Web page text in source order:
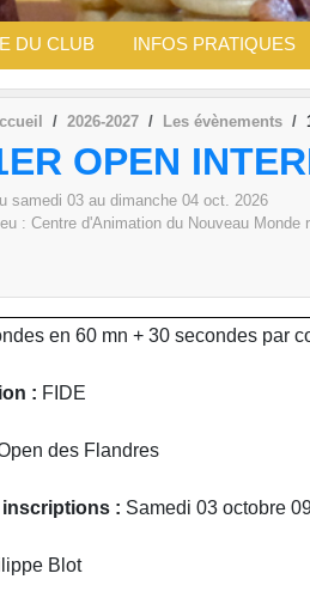
DU CLUB INFOS PRATIQUES
2026-2027 Les évènements
OPEN
samedi 03 au dimanche 04 oct. 2026
: Centre d'Animation du Nouveau Monde
en 60 mn + 30 secondes par
: FIDE
des Flandres
: Samedi 03 octobre
Blot